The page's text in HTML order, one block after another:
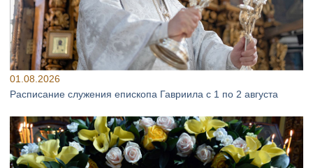
01.08.2026
Расписание служения епископа Гавриила с 1 по 2 августа